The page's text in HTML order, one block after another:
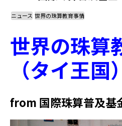
ニュース 世界の珠算教育事情
世界の珠算
（タイ王
from 国際珠算普及基